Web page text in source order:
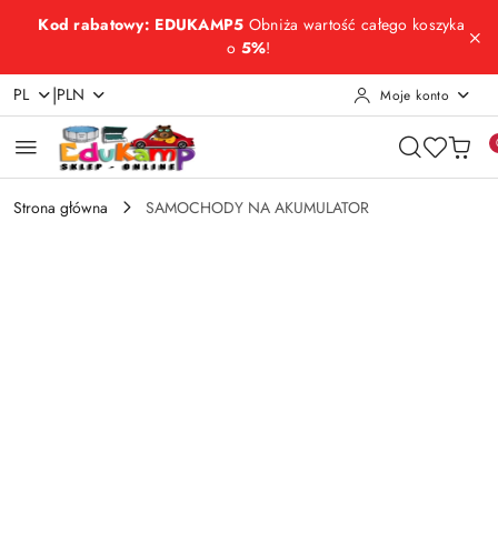
Przejdź do treści głównej
Przejdź do wyszukiwarki
Przejdź do moje konto
Przejdź do menu głównego
Przejdź do opisu produktu
Przejdź do stopki
Kod rabatowy: EDUKAMP5 Obniża wartość całego koszyka
o 5%!
PL |PLN Moje konto
Strona główna SAMOCHODY NA AKUMULATOR